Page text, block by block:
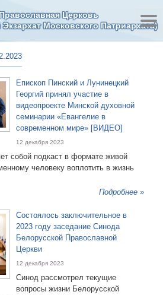
Церковь
Московского Патриархата)
Епископ Пинский и Лунинецкий
Георгий принял участие в
видеопроекте Минской духовной
семинарии «Евангелие в
современном мире» [ВИДЕО]
12 декабря 2023
собой подкаст в формате живой
человеку воплотить в жизнь
Подробнее »
Состоялось заключительное в
2023 году заседание Синода
Белорусской Православной
Церкви
12 декабря 2023
Синод рассмотрел текущие
вопросы жизни Белорусской